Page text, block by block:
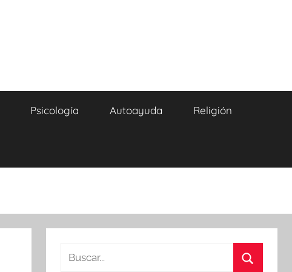
Psicología Autoayuda Religión
Buscar: